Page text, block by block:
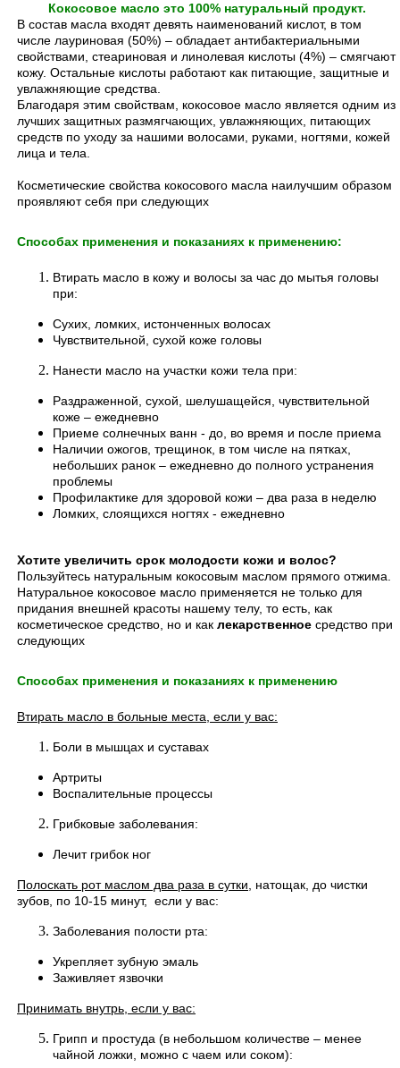
Кокосовое масло это 100% натуральный продукт.
В состав масла входят девять наименований кислот, в том
числе лауриновая (50%) – обладает антибактериальными
свойствами, стеариновая и линолевая кислоты (4%) – смягчают
кожу. Остальные кислоты работают как питающие, защитные и
увлажняющие средства.
Благодаря этим свойствам, кокосовое масло является одним из
лучших защитных размягчающих, увлажняющих, питающих
средств по уходу за нашими волосами, руками, ногтями, кожей
лица и тела.
Косметические свойства кокосового масла наилучшим образом
проявляют себя при следующих
Способах применения и показаниях к применению:
Втирать масло в кожу и волосы за час до мытья головы
при:
Сухих, ломких, истонченных волосах
Чувствительной, сухой коже головы
Нанести масло на участки кожи тела при:
Раздраженной, сухой, шелушащейся, чувствительной
коже – ежедневно
Приеме солнечных ванн - до, во время и после приема
Наличии ожогов, трещинок, в том числе на пятках,
небольших ранок – ежедневно до полного устранения
проблемы
Профилактике для здоровой кожи – два раза в неделю
Ломких, слоящихся ногтях - ежедневно
Хотите увеличить срок молодости кожи и волос?
Пользуйтесь натуральным кокосовым маслом прямого отжима.
Натуральное кокосовое масло применяется не только для
придания внешней красоты нашему телу, то есть, как
косметическое средство, но и как лекарственное средство при
следующих
Способах применения и показаниях к применению
Втирать масло в больные места, если у вас:
Боли в мышцах и суставах
Артриты
Воспалительные процессы
Грибковые заболевания:
Лечит грибок ног
Полоскать рот маслом два раза в сутки , натощак, до чистки
зубов, по 10-15 минут, если у вас:
Заболевания полости рта:
Укрепляет зубную эмаль
Заживляет язвочки
Принимать внутрь, если у вас:
Грипп и простуда (в небольшом количестве – менее
чайной ложки, можно с чаем или соком):